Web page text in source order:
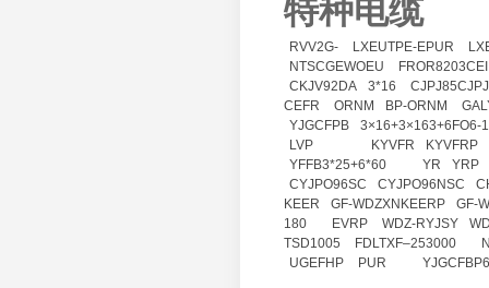
特种电缆
RVV2G- LXEUTPE-EPUR
NTSCGEWOEU
FROR8203CEI
CKJV92DA
3*16
CEFR
ORNM BP-ORNM
YJGCFPB
3×16+3×163+6FO6-
LVP
KYVFR
KYVFRP
YFFB3*25+6*60
YR
YRP
CYJPO96SC
CYJPO96NSC
KEER
GF-WDZXNKEERP
GF-
180
EVRP WDZ-RYJSY
TSD1005
FDLTXF–253000
UGEFHP
PUR